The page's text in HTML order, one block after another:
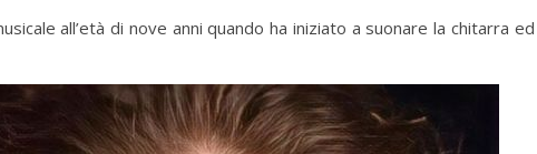
all’età di nove anni quando ha iniziato a suonare la chitarra